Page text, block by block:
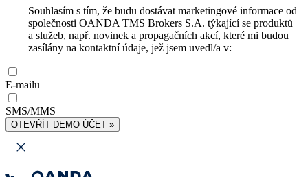
Souhlasím s tím, že budu dostávat marketingové informace od
společnosti OANDA TMS Brokers S.A. týkající se produktů
a služeb, např. novinek a propagačních akcí, které mi budou
zasílány na kontaktní údaje, jež jsem uvedl/a v:
E-mailu
SMS/MMS
OTEVŘÍT DEMO ÚČET »